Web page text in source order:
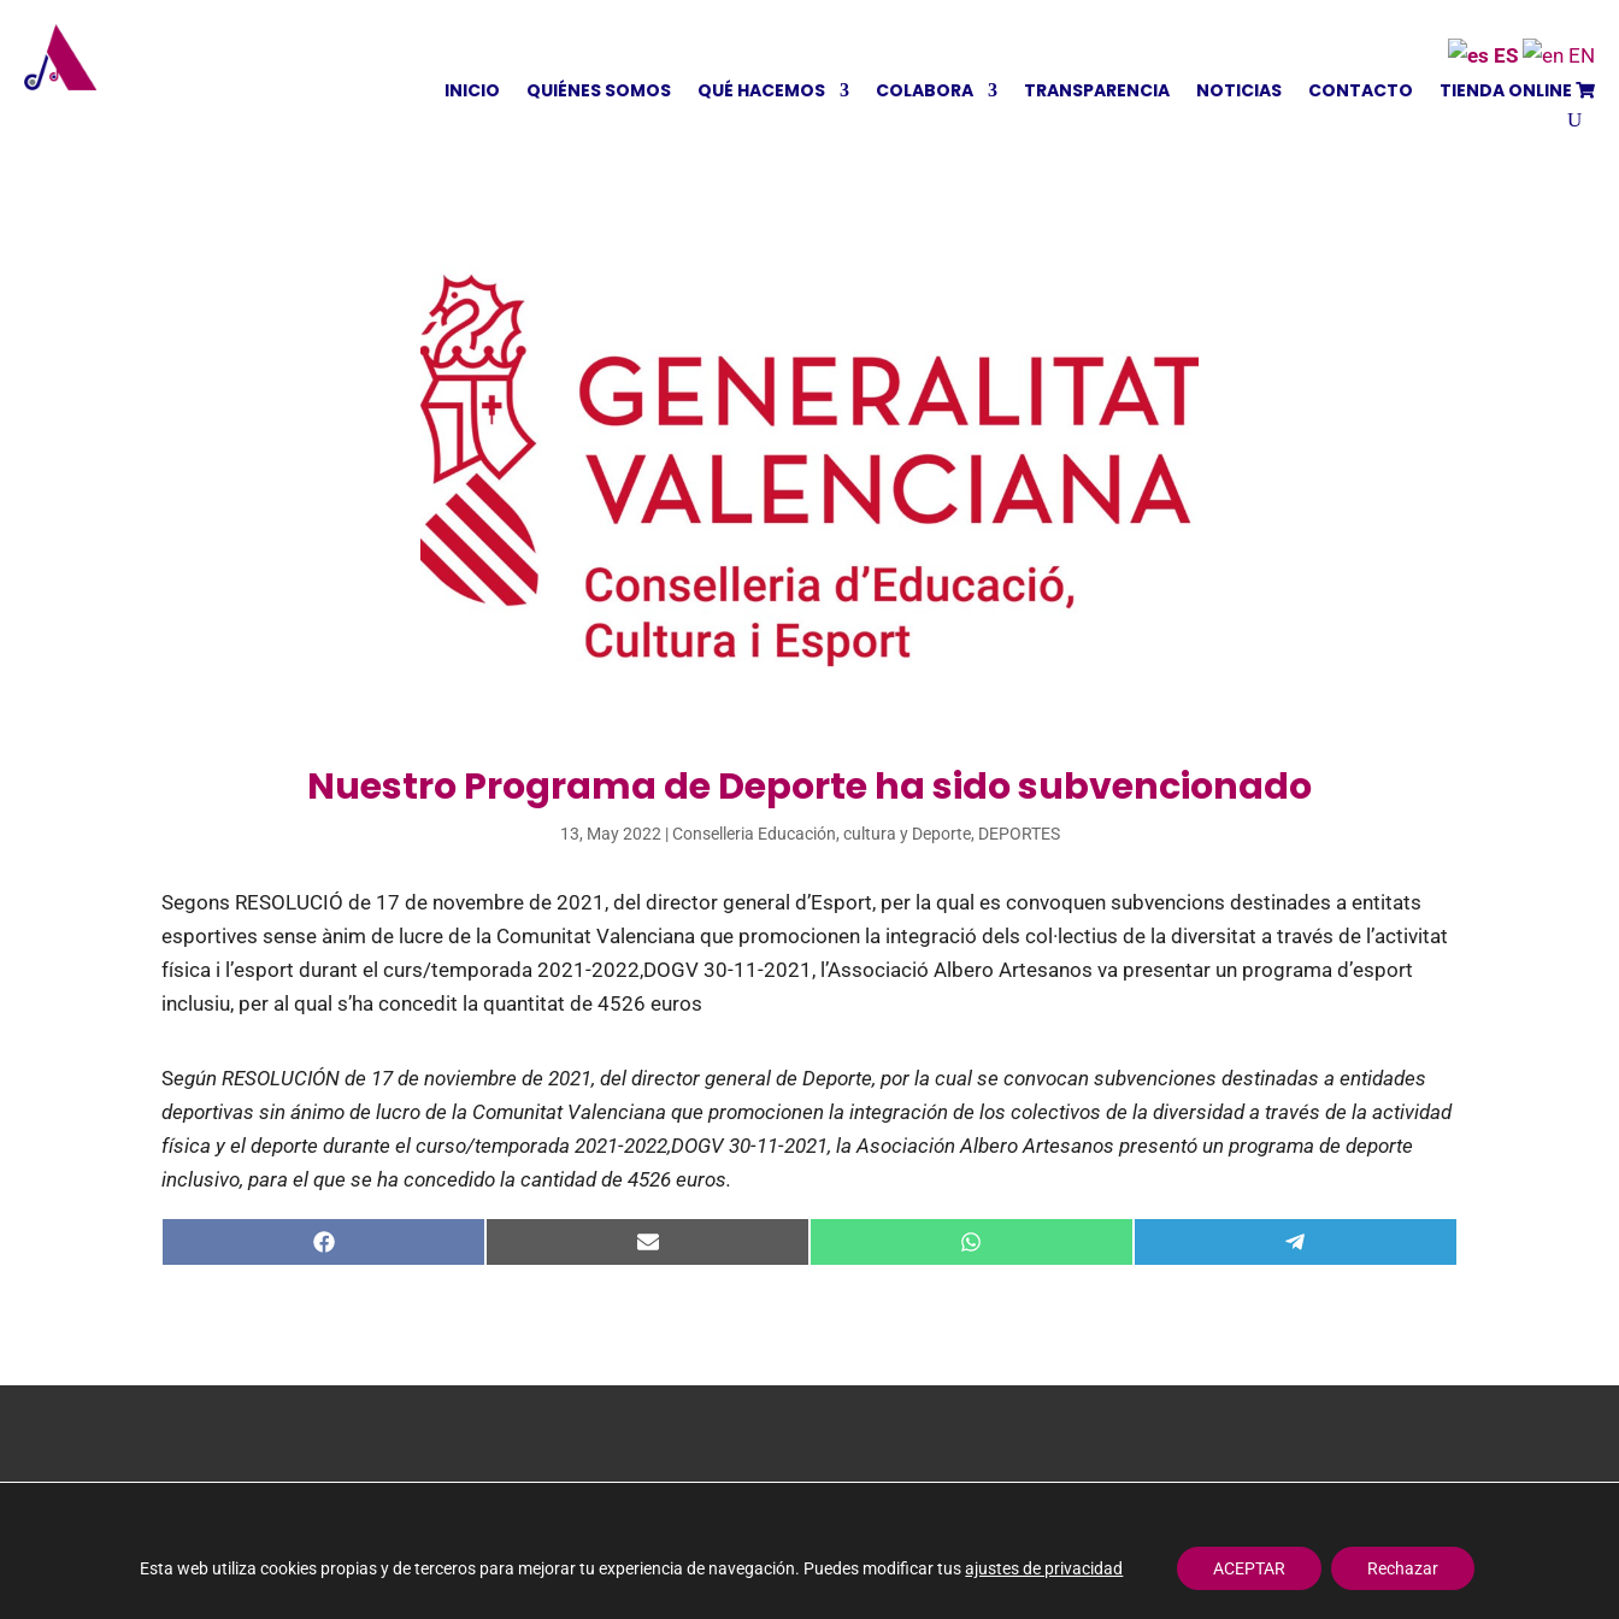
ES
EN
INICIO
QUIÉNES SOMOS QUÉ HACEMOS COLABORA TRANSPARENCIA NOTICIAS CONTACTO TIENDA ONLINE
Nuestro Programa de Deporte ha sido subvencionado
13, May 2022 |Conselleria Educación, cultura y Deporte, DEPORTES
Segons RESOLUCIÓ de 17 de novembre de 2021, del director general d’Esport, per la qual es convoquen subvencions destinades a entitats
esportives sense ànim de lucre de la Comunitat Valenciana que promocionen la integració dels col·lectius de la diversitat a través de l’activitat
física i l’esport durant el curs/temporada 2021-2022,DOGV 30-11-2021, l’Associació Albero Artesanos va presentar un programa d’esport
inclusiu, per al qual s’ha concedit la quantitat de 4526 euros
Según RESOLUCIÓN de 17 de noviembre de 2021, del director general de Deporte, por la cual se convocan subvenciones destinadas a entidades
deportivas sin ánimo de lucro de la Comunitat Valenciana que promocionen la integración de los colectivos de la diversidad a través de la actividad
física y el deporte durante el curso/temporada 2021-2022,DOGV 30-11-2021, la Asociación Albero Artesanos presentó un programa de deporte
inclusivo, para el que se ha concedido la cantidad de 4526 euros.
Compartir
en
Compartir
en
Compartir
en
Compartir
en
Esta web utiliza cookies propias y de terceros para mejorar tu experiencia de navegación. Puedes modificar tusajustes de privacidad ACEPTAR Rechazar